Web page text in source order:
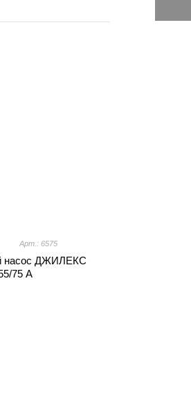
Арт.: 6575
насос ДЖИЛЕКС
75 А